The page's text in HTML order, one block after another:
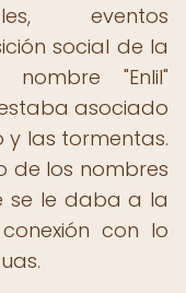
eventos
social de la
"Enlil"
asociado
y las tormentas.
de los nombres
se le daba a la
con lo